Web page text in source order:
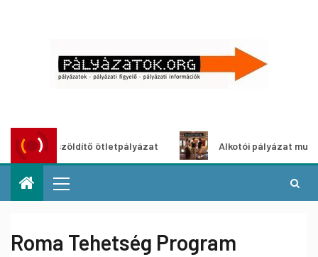
Városzöldítő ötletpályázat Alkotói pályázat multimédia-
Roma Tehetség Program